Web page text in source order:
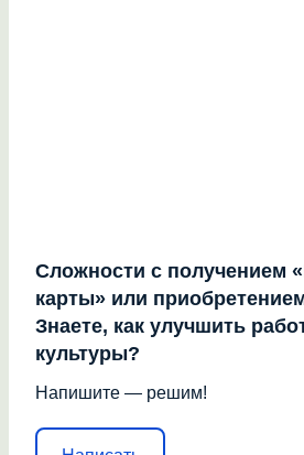
Сложности с получением
карты» или
Знаете, как улучшить
культуры?
Напишите — решим!